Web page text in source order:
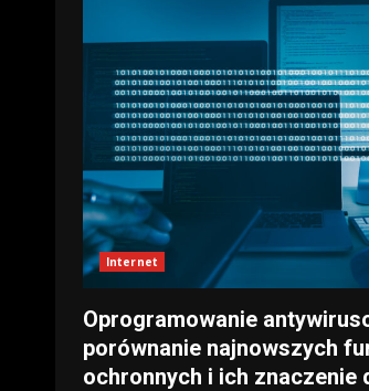
Internet
Oprogramowanie
porównanie najnowszych
ochronnych i ich znaczenie